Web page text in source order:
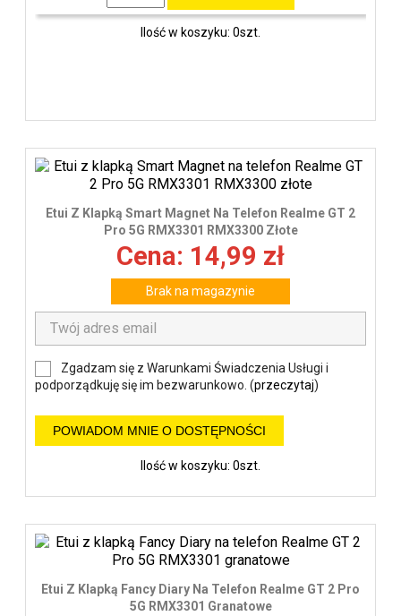
Ilość w koszyku: 0szt.
Etui Z Klapką Smart Magnet Na Telefon Realme GT 2
Pro 5G RMX3301 RMX3300 Złote
Cena: 14,99 zł
Brak na magazynie
Zgadzam się z Warunkami Świadczenia Usługi i
podporządkuję się im bezwarunkowo. (przeczytaj)
POWIADOM MNIE O DOSTĘPNOŚCI
Ilość w koszyku: 0szt.
Etui Z Klapką Fancy Diary Na Telefon Realme GT 2 Pro
5G RMX3301 Granatowe